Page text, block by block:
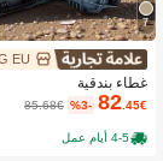
7
غطاء بندقية
82.45€
%3-
85.68€
4-5 أيام عمل